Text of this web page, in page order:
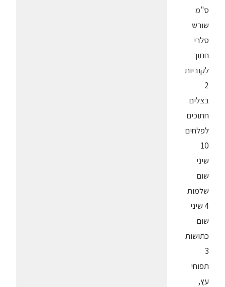
ס"מ
שורש
סלרי
חתוך
לקוביות
2
בצלים
חתוכים
לפלחים
10
שיני
שום
שלמות
4 שיני
שום
כתושות
3
תפוחי
עץ,